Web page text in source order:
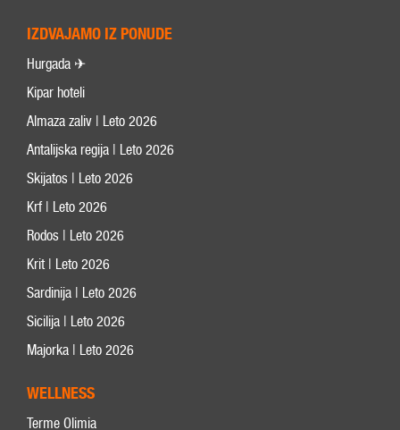
IZDVAJAMO IZ PONUDE
Hurgada ✈
Kipar hoteli
Almaza zaliv | Leto 2026
Antalijska regija | Leto 2026
Skijatos | Leto 2026
Krf | Leto 2026
Rodos | Leto 2026
Krit | Leto 2026
Sardinija | Leto 2026
Sicilija | Leto 2026
Majorka | Leto 2026
WELLNESS
Terme Olimia